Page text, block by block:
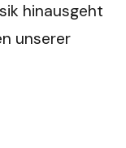
hinausgeht
unserer